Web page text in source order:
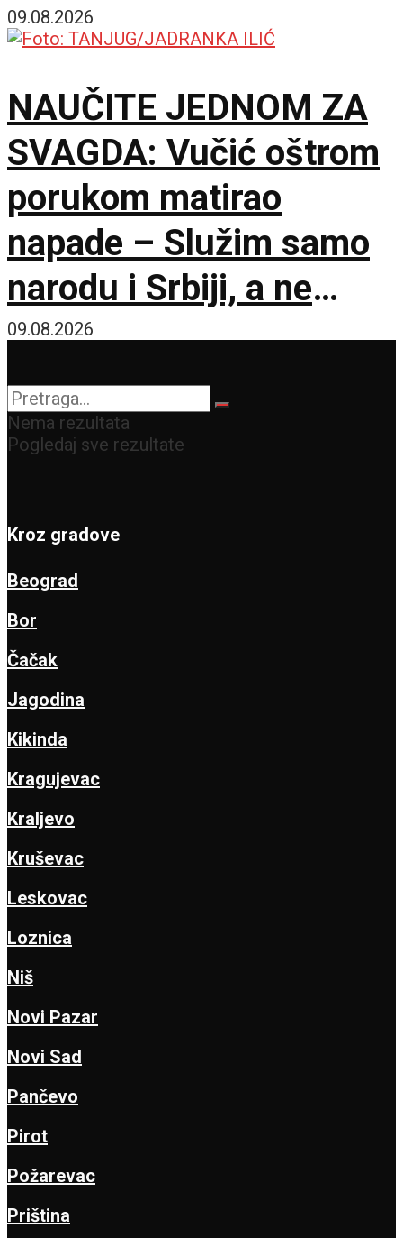
istinu
09.08.2026
NAUČITE JEDNOM ZA
SVAGDA: Vučić oštrom
porukom matirao
napade – Služim samo
narodu i Srbiji, a ne
stranim silama
09.08.2026
Nema rezultata
Pogledaj sve rezultate
Kroz gradove
Beograd
Bor
Čačak
Jagodina
Kikinda
Kragujevac
Kraljevo
Kruševac
Leskovac
Loznica
Niš
Novi Pazar
Novi Sad
Pančevo
Pirot
Požarevac
Priština